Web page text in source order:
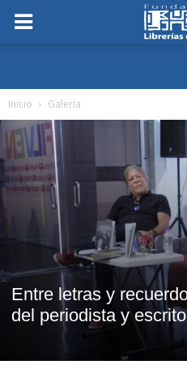
Inicio Galeria
Entre letras y
del periodista y